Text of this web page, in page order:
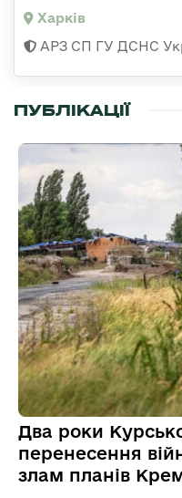
Харків
АРЗ СП ГУ ДСНС
ПУБЛІКАЦІЇ
Два роки
перенесення
злам планів